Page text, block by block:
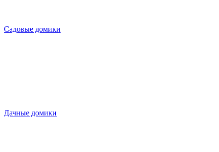
Садовые домики
Дачные домики